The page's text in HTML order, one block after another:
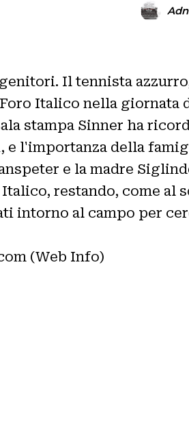
Il tennista
Italico nella
stampa Sinner ha
l'importanza della
e la madre
restando, come
intorno al campo per
(Web Info)